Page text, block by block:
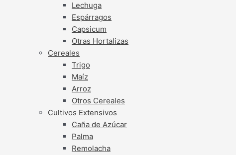
Lechuga
Espárragos
Capsicum
Otras Hortalizas
Cereales
Trigo
Maíz
Arroz
Otros Cereales
Cultivos Extensivos
Caña de Azúcar
Palma
Remolacha